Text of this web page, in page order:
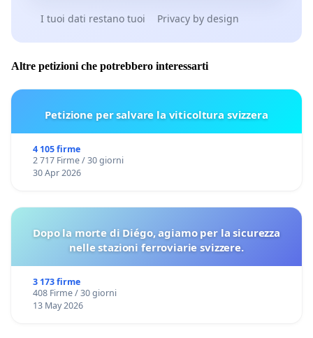
I tuoi dati restano tuoi Privacy by design
Altre petizioni che potrebbero interessarti
Petizione per salvare la viticoltura svizzera
4 105 firme
2 717 Firme / 30 giorni
30 Apr 2026
Dopo la morte di Diégo, agiamo per la sicurezza
nelle stazioni ferroviarie svizzere.
3 173 firme
408 Firme / 30 giorni
13 May 2026